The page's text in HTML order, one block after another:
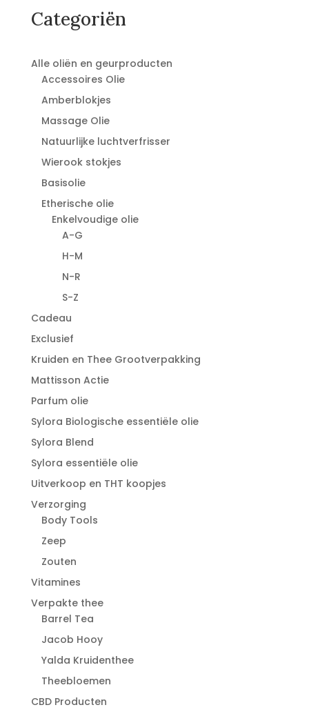
Categoriën
Alle oliën en geurproducten
Accessoires Olie
Amberblokjes
Massage Olie
Natuurlijke luchtverfrisser
Wierook stokjes
Basisolie
Etherische olie
Enkelvoudige olie
A-G
H-M
N-R
S-Z
Cadeau
Exclusief
Kruiden en Thee Grootverpakking
Mattisson Actie
Parfum olie
Sylora Biologische essentiële olie
Sylora Blend
Sylora essentiële olie
Uitverkoop en THT koopjes
Verzorging
Body Tools
Zeep
Zouten
Vitamines
Verpakte thee
Barrel Tea
Jacob Hooy
Yalda Kruidenthee
Theebloemen
CBD Producten